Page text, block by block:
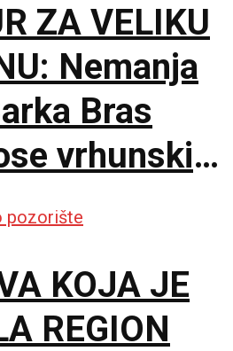
ZA VELIKU
Nemanja
Bras
vrhunski
Izvor
KOJA JE
REGION